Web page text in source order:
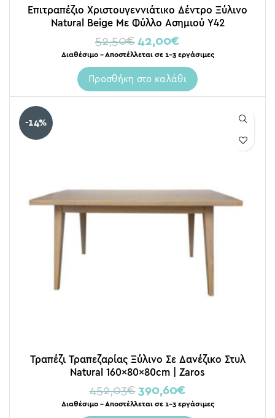
Επιτραπέζιο Χριστουγεννιάτικο Δέντρο Ξύλινο
Natural Beige Με Φύλλο Ασημιού Υ42
52,50€ 42,00€
Διαθέσιμο – Αποστέλλεται σε 1-3 εργάσιμες
Προσθήκη στο καλάθι
-14%
Τραπέζι Τραπεζαρίας Ξύλινο Σε Δανέζικο Στυλ
Natural 160x80x80cm | Zaros
452,03€ 390,60€
Διαθέσιμο – Αποστέλλεται σε 1-3 εργάσιμες